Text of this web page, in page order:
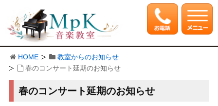
HOME
教室からのお知らせ
春のコンサート延期のお知らせ
春のコンサート延期のお知らせ